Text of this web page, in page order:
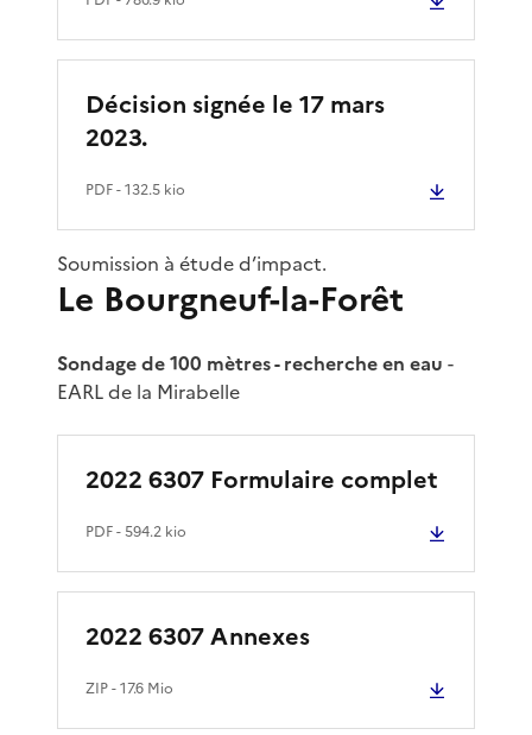
Décision signée le 17 mars
2023.
PDF- 132.5 kio
Soumission à étude d’impact.
Le Bourgneuf-la-Forêt
Sondage de 100 mètres - recherche en eau -
EARL de la Mirabelle
2022 6307 Formulaire complet
PDF- 594.2 kio
2022 6307 Annexes
ZIP- 17.6 Mio